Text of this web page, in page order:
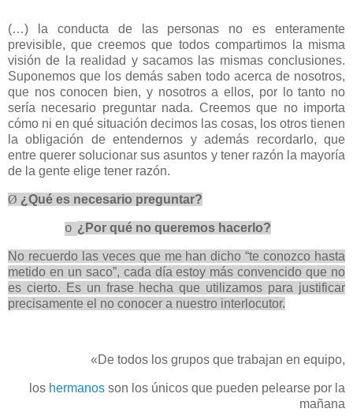
(…) la conducta de las personas no es enteramente
previsible, que creemos que todos compartimos la misma
visión de la realidad y sacamos las mismas conclusiones.
Suponemos que los demás saben todo acerca de nosotros,
que nos conocen bien, y nosotros a ellos, por lo tanto no
sería necesario preguntar nada. Creemos que no importa
cómo ni en qué situación decimos las cosas, los otros tienen
la obligación de entendernos y además recordarlo, que
entre querer solucionar sus asuntos y tener razón la mayoría
de la gente elige tener razón.
Ø ¿Qué es necesario preguntar?
o ¿Por qué no queremos hacerlo?
No recuerdo las veces que me han dicho “te conozco hasta
metido en un saco”, cada día estoy más convencido que no
es cierto. Es un frase hecha que utilizamos para justificar
precisamente el no conocer a nuestro interlocutor.
«De todos los grupos que trabajan en equipo,
los hermanos son los únicos que pueden pelearse por la
mañana